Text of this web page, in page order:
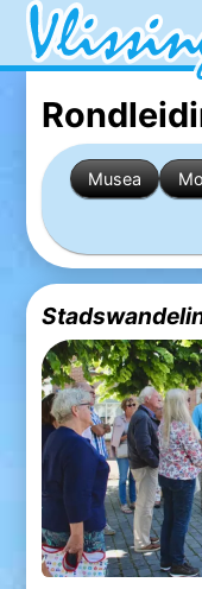
Musea